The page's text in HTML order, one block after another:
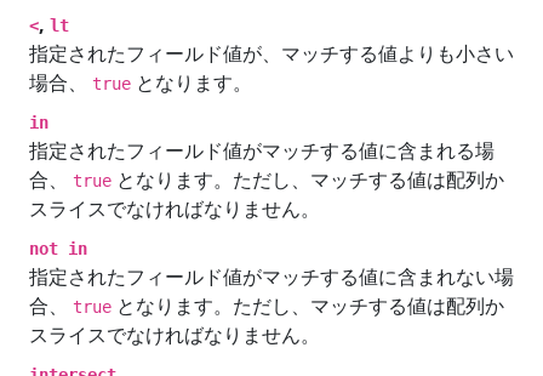
<, lt
指定されたフィールド値が、マッチする値よりも小さい
場合、
true となります。
in
指定されたフィールド値がマッチする値に含まれる場
合、
true となります。ただし、マッチする値は配列か
スライスでなければなりません。
not in
指定されたフィールド値がマッチする値に含まれない場
合、
true となります。ただし、マッチする値は配列か
スライスでなければなりません。